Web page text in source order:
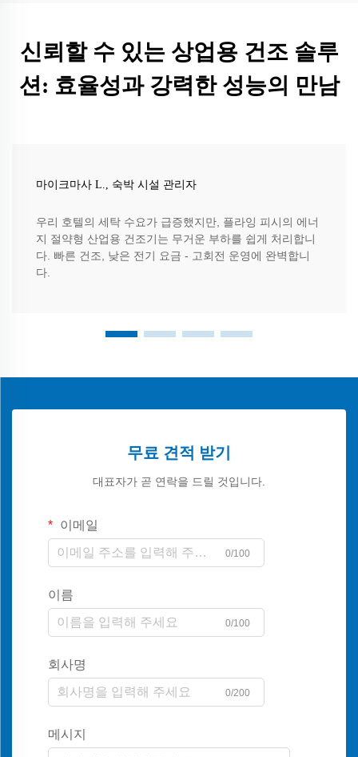
신뢰할 수 있는 상업용 건조 솔루
션: 효율성과 강력한 성능의 만남
마이크마사 L., 숙박 시설 관리자
우리 호텔의 세탁 수요가 급증했지만, 플라잉 피시의 에너
지 절약형 산업용 건조기는 무거운 부하를 쉽게 처리합니
다. 빠른 건조, 낮은 전기 요금 - 고회전 운영에 완벽합니
다.
무료 견적 받기
대표자가 곧 연락을 드릴 것입니다.
이메일
0/100
이름
0/100
회사명
0/200
메시지